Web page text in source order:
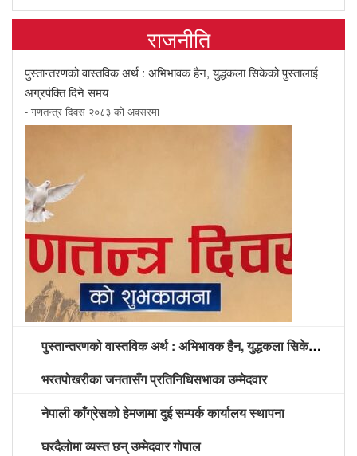
राजनीति
पुस्तान्तरणको वास्तविक अर्थ : अभिभावक हैन, युद्धकला सिकेको पुस्तालाई
अग्रपंक्ति दिने समय
- गणतन्त्र दिवस २०८३ को अवसरमा
पुस्तान्तरणको वास्तविक अर्थ : अभिभावक हैन, युद्धकला सिकेको पुस्तालाई अग्रपंक्ति दिने समय
भरतपोखरीका जनतासँग प्रतिनिधिसभाका उम्मेदवार
नेपाली काँग्रेसको हेमजामा दुई सम्पर्क कार्यालय स्थापना
घरदैलोमा व्यस्त छन् उम्मेदवार गोपाल